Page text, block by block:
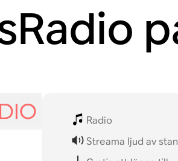
Radio
Streama ljud av